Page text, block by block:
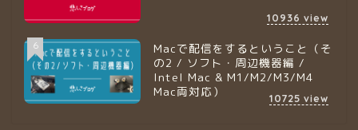
10936 view
6
Macで配信をするということ（そ
の2 / ソフト・周辺機器編 /
Intel Mac & M1/M2/M3/M4
Mac両対応）
10725 view